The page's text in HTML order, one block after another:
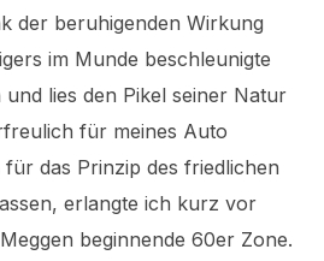
der beruhigenden Wirkung
im Munde beschleunigte
lies den Pikel seiner Natur
für meines Auto
das Prinzip des friedlichen
erlangte ich kurz vor
beginnende 60er Zone.